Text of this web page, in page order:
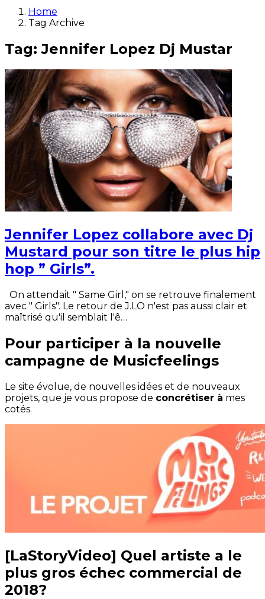
Home
Tag Archive
Tag: Jennifer Lopez Dj Mustar
Jennifer Lopez collabore avec Dj
Mustard pour son titre le plus hip
hop ” Girls”.
On attendait " Same Girl," on se retrouve finalement
avec " Girls". Le retour de J.LO n'est pas aussi clair et
maîtrisé qu'il semblait l'ê…
Pour participer à la nouvelle
campagne de Musicfeelings
Le site évolue, de nouvelles idées et de nouveaux
projets, que je vous propose de concrétiser à mes
cotés.
[LaStoryVideo] Quel artiste a le
plus gros échec commercial de
2018?